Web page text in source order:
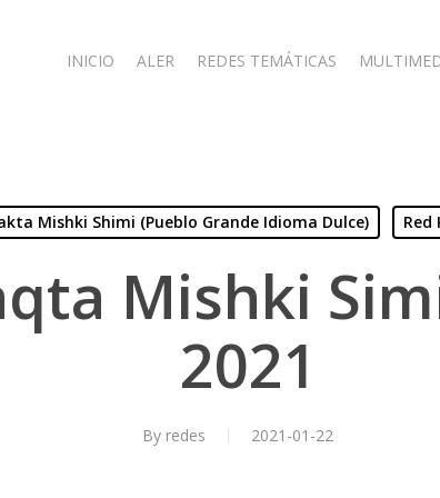
INICIO ALER REDES TEMÁTICAS
Mishki Shimi (Pueblo Grande Idioma Dulce) Red
Mishki
2021
By redes 2021-01-22